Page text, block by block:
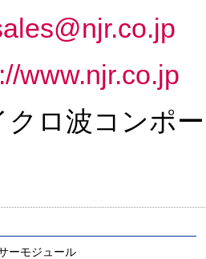
www.njr.co.jp
クロ波コンポ
ーモジュール